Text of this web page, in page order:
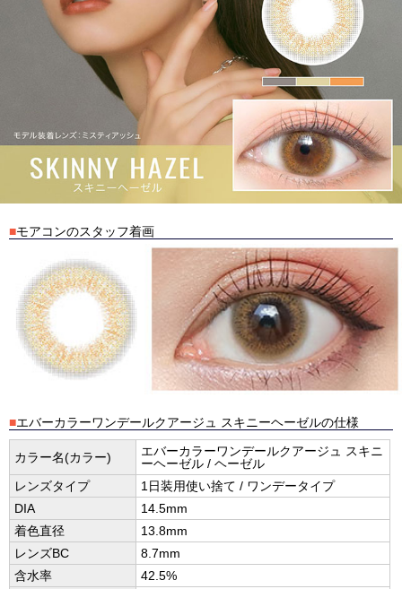
■モアコンのスタッフ着画
■エバーカラーワンデールクアージュ スキニーヘーゼルの仕様
カラー名(カラー)
エバーカラーワンデールクアージュ スキニ
ーヘーゼル / ヘーゼル
レンズタイプ
1日装用使い捨て / ワンデータイプ
DIA
14.5mm
着色直径
13.8mm
レンズBC
8.7mm
含水率
42.5%